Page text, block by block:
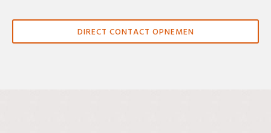
DIRECT CONTACT OPNEMEN